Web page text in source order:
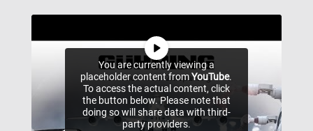
You are currently viewing a
placeholder content fromYouTube.
To access the actual content, click
the button below. Please note that
doing so will share data with third-
party providers.